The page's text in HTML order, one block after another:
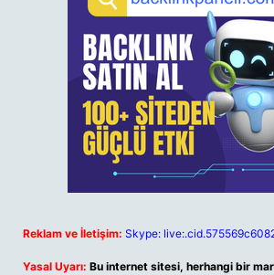
Reklam ve İletişim: Skype:
Yasal Uyarı: Bu internet sitesi, herhangi bir